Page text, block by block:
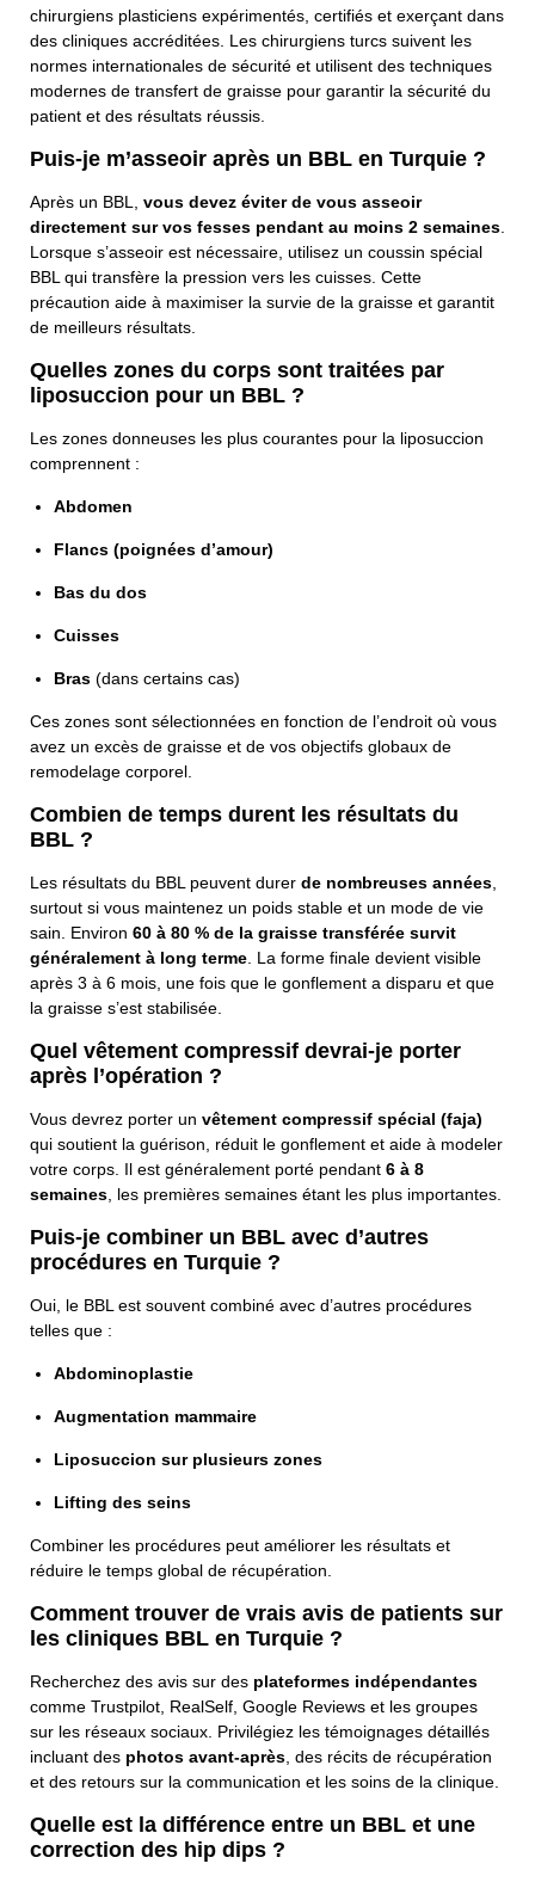
chirurgiens plasticiens expérimentés, certifiés et exerçant dans
des cliniques accréditées. Les chirurgiens turcs suivent les
normes internationales de sécurité et utilisent des techniques
modernes de transfert de graisse pour garantir la sécurité du
patient et des résultats réussis.
Puis-je m’asseoir après un BBL en Turquie ?
Après un BBL, vous devez éviter de vous asseoir
directement sur vos fesses pendant au moins 2 semaines
Lorsque s’asseoir est nécessaire, utilisez un coussin spécial
BBL qui transfère la pression vers les cuisses. Cette
précaution aide à maximiser la survie de la graisse et garantit
de meilleurs résultats.
Quelles zones du corps sont traitées par
liposuccion pour un BBL ?
Les zones donneuses les plus courantes pour la liposuccion
comprennent :
Abdomen
Flancs (poignées d’amour)
Bas du dos
Cuisses
Bras (dans certains cas)
Ces zones sont sélectionnées en fonction de l’endroit où vous
avez un excès de graisse et de vos objectifs globaux de
remodelage corporel.
Combien de temps durent les résultats du
BBL ?
Les résultats du BBL peuvent durer de nombreuses années
surtout si vous maintenez un poids stable et un mode de vie
sain. Environ 60 à 80 % de la graisse transférée survit
généralement à long terme . La forme finale devient visible
après 3 à 6 mois, une fois que le gonflement a disparu et que
la graisse s’est stabilisée.
Quel vêtement compressif devrai-je porter
après l’opération ?
Vous devrez porter un vêtement compressif spécial (faja)
qui soutient la guérison, réduit le gonflement et aide à modeler
votre corps. Il est généralement porté pendant 6 à 8
semaines , les premières semaines étant les plus importantes.
Puis-je combiner un BBL avec d’autres
procédures en Turquie ?
Oui, le BBL est souvent combiné avec d’autres procédures
telles que :
Abdominoplastie
Augmentation mammaire
Liposuccion sur plusieurs zones
Lifting des seins
Combiner les procédures peut améliorer les résultats et
réduire le temps global de récupération.
Comment trouver de vrais avis de patients sur
les cliniques BBL en Turquie ?
Recherchez des avis sur des plateformes indépendantes
comme Trustpilot, RealSelf, Google Reviews et les groupes
sur les réseaux sociaux. Privilégiez les témoignages détaillés
incluant des photos avant-après , des récits de récupération
et des retours sur la communication et les soins de la clinique.
Quelle est la différence entre un BBL et une
correction des hip dips ?
Numéro De Téléphone
Adresse E-Mail
Sujet
Votre Message